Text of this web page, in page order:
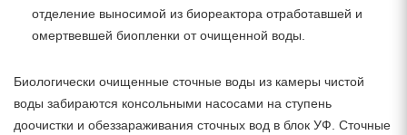
отделение выносимой из биореактора отработавшей и
омертвевшей биопленки от очищенной воды.
Биологически очищенные сточные воды из камеры чистой
воды забираются консольными насосами на ступень
доочистки и обеззараживания сточных вод в блок УФ. Сточные